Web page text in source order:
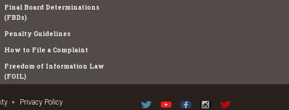
Final Board Determinations
(FBDs)
Penalty Guidelines
How to File a Complaint
Freedom of Information Law
(FOIL)
Privacy Policy